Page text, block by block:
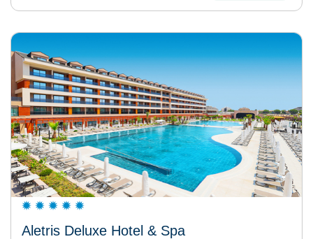
Aletris Deluxe Hotel & Spa